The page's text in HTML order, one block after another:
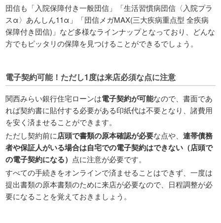
団信も「入院保障付き一般団信」「生活習慣病団信〈入院プラ
スα〉あんしん11α」「団信メガMAX(三大疾病重点型 全疾病
保障付き団信)」など多様なラインナップとなっており、どんな
方でもピッタリの保障を見つけることができるでしょう。
電子契約可能！ただし1度は来店必須な点に注意
関西みらい銀行住宅ローンは電子契約が可能なので、書面であ
れば契約書に貼付する必要がある印紙代は不要となり、諸費用
を安く済ませることができます。
ただし契約前に店頭で書類の原本確認が必要な点や、 連帯債務
者や保証人がいる場合は自宅での電子契約はできない（店頭で
の電子契約になる） 点に注意が必要です。
すべての手続きをオンラインで済ませることはできず、一度は
提出書類の原本書類のために来店が必要なので、日程調整が必
要になることを覚えておきましょう。